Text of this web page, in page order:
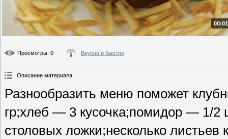
Просмотры: 0 Вкусно и быстро
Описание материала:
Разнообразить меню поможет
гр;хлеб — 3 кусочка;помидор — 1/
столовых ложки;несколько